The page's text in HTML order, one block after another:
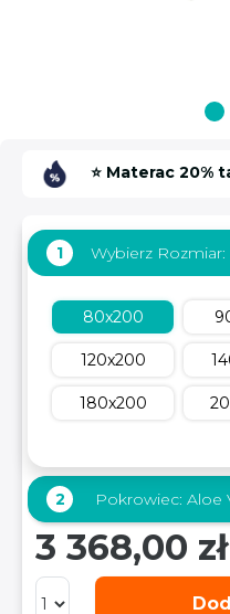
⭐ Materac 20%
1 Wybierz Rozmiar:
80x200
120x200
180x200
2 Pokrowiec: Aloe
3 368,00 zł